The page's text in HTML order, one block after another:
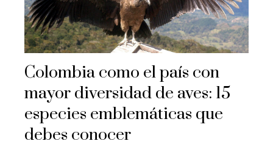
Colombia como el país con
mayor diversidad de aves: 15
especies emblemáticas que
debes conocer